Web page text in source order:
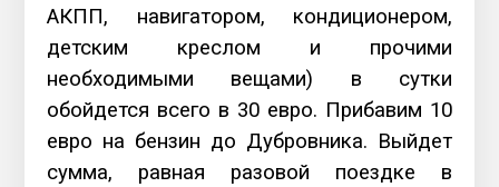
АКПП, навигатором, кондиционером,
детским креслом и прочими
необходимыми вещами) в сутки
обойдется всего в 30 евро. Прибавим 10
евро на бензин до Дубровника. Выйдет
сумма, равная разовой поездке в